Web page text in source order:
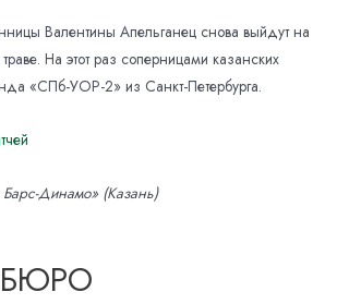
Валентины Апельганец снова выйдут на
На этот раз соперницами казанских
«СПб-УОР-2» из Санкт-Петербурга.
Динамо» (Казань)